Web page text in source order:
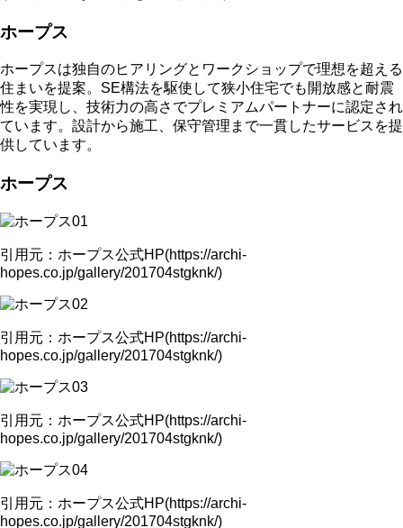
ホープス
ホープスは独自のヒアリングとワークショップで理想を超える
住まいを提案。SE構法を駆使して狭小住宅でも開放感と耐震
性を実現し、技術力の高さでプレミアムパートナーに認定され
ています。設計から施工、保守管理まで一貫したサービスを提
供しています。
ホープス
引用元：ホープス公式HP(https://archi-
hopes.co.jp/gallery/201704stgknk/)
引用元：ホープス公式HP(https://archi-
hopes.co.jp/gallery/201704stgknk/)
引用元：ホープス公式HP(https://archi-
hopes.co.jp/gallery/201704stgknk/)
引用元：ホープス公式HP(https://archi-
hopes.co.jp/gallery/201704stgknk/)